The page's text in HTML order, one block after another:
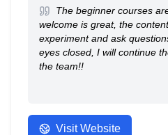
Trombinoscope Entreprise,
Évenementiel. Tentez
Carré, Osez vous démarquer,
The beginner courses
welcome is great, the
experiment and ask
eyes closed, I will continue
the team!!
Visit Website